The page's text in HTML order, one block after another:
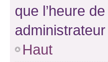
que l’heure
Haut